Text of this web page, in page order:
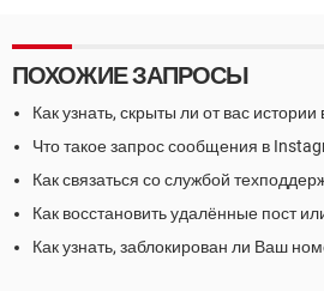
ПОХОЖИЕ ЗАПРОСЫ
Как узнать, скрыты ли от вас
Что такое запрос сообщения в
Как связаться со службой
Как восстановить удалённые пост
Как узнать, заблокирован ли Ваш